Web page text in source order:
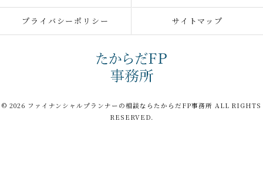
プライバシーポリシー サイトマップ
© 2026 ファイナンシャルプランナーの相談ならたからだFP事務所 ALL RIGHTS
RESERVED.